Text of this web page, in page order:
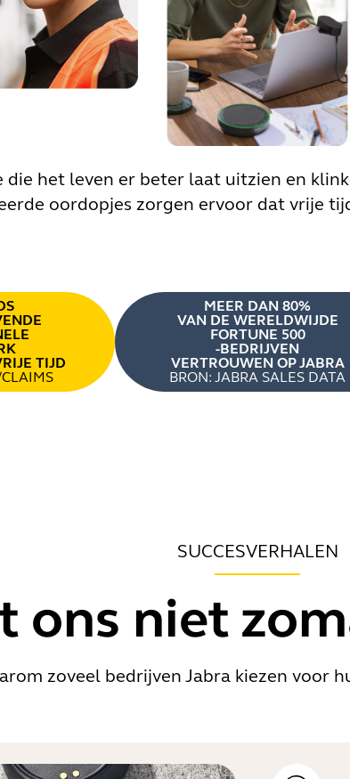
het leven er beter laat uitzien en
oordopjes zorgen ervoor dat vrije
TIJD
MEER DAN 80%
VAN DE WERELDWIJDE
FORTUNE 500
-BEDRIJVEN
VERTROUWEN OP JABRA
BRON: JABRA SALES DATA
SUCCESVERHALEN
ons niet
zoveel bedrijven Jabra kiezen voor